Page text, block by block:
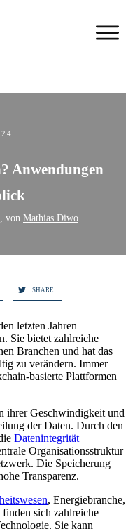
Anwendungen
, von Mathias Diwo
SHARE
letzten Jahren
Sie bietet zahlreiche
Branchen und hat das
zu verändern. Immer
basierte Plattformen
ihrer Geschwindigkeit und
der Daten. Durch den
Datenintegrität
Organisationsstruktur
Die Speicherung
Transparenz.
, Energiebranche,
sich zahlreiche
Sie kann